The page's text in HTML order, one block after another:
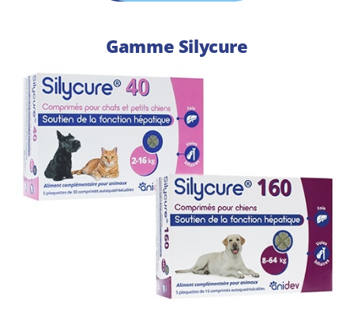
Gamme Silycure